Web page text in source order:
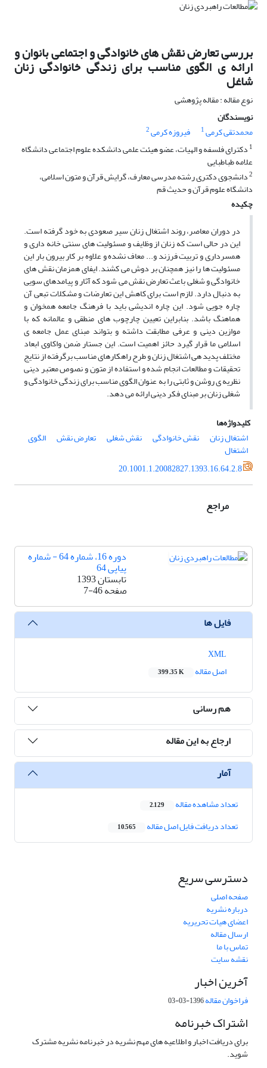
بررسی تعارض نقش های خانوادگی و اجتماعی بانوان و
ارائه ی الگوی مناسب برای زندگی خانوادگی زنان
شاغل
نوع مقاله : مقاله پژوهشی
نویسندگان
محمدتقی کرمی1 فیروزه کرمی2
1 دکترای فلسفه و الهیات، عضو هیئت علمی دانشکده علوم اجتماعی دانشگاه
علامه طباطبایی
2دانشجوی دکتری رشته مدرسی معارف، گرایش قرآن و متون اسلامی،
دانشگاه علوم قرآن و حدیث قم
چکیده
در دوران معاصر، روند اشتغال زنان سیر صعودی به خود گرفته است.
این در حالی است که زنان از وظایف و مسئولیت های سنتی خانه داری و
همسرداری و تربیت فرزند و... معاف نشده و علاوه بر کار بیرون بار این
مسئولیت ها را نیز همچنان بر دوش می کشند. ایفای همزمان نقش های
خانوادگی و شغلی باعث تعارض نقش می شود که آثار و پیامدهای سویی
به دنبال دارد. لازم است برای کاهش این تعارضات و مشکلات تبعی آن
چاره جویی شود. این چاره اندیشی باید با فرهنگ جامعه همخوان و
هماهنگ باشد. بنابراین تعیین چارچوب های منطقی و عالمانه که با
موازین دینی و عرفی مطابقت داشته و بتواند مبنای عمل جامعه ی
اسلامی ما قرار گیرد حائز اهمیت است. این جستار ضمن واکاوی ابعاد
مختلف پدید هی اشتغال زنان و طرح راهکارهای مناسب برگرفته از نتایج
تحقیقات و مطالعات انجام شده و استفاده از متون و نصوص معتبر دینی
نظریه ی روشن و ثابتی را به عنوان الگوی مناسب برای زندگی خانوادگی و
شغلی زنان بر مبنای فکر دینی ارائه می دهد.
کلیدواژه‌ها
اشتغال زنان
نقش خانوادگی نقش شغلی تعارض نقش الگوی
اشتغال
20.1001.1.20082827.1393.16.64.2.8
مراجع
دوره 16، شماره 64 - شماره
پیاپی 64
تابستان 1393
صفحه7-46
فایل ها
اصل مقاله
399.35 K
هم رسانی
ارجاع به این مقاله
آمار
تعداد مشاهده مقاله 2,129
تعداد دریافت فایل اصل مقاله 10,565
دسترسی سریع
صفحه اصلی
درباره نشریه
اعضای هیات تحریریه
ارسال مقاله
تماس با ما
نقشه سایت
آخرین اخبار
فراخوان مقاله1396-03-03
اشتراک خبرنامه
برای دریافت اخبار و اطلاعیه های مهم نشریه در خبرنامه نشریه مشترک
شوید.